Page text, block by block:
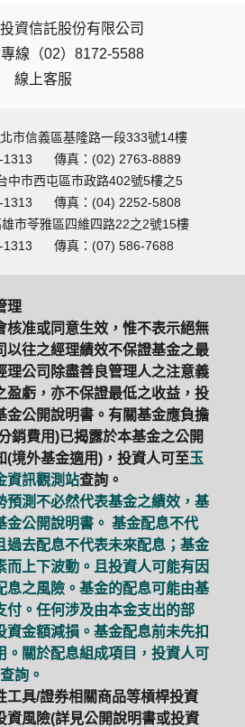
資信託股份有限公司
線（02）8172-5588
線上客服
市信義區基隆路一段333號14樓
1313
傳真：(02) 2763-8889
中市西屯區市政路402號5樓之5
1313
傳真：(04) 2252-5808
市苓雅區四維四路22之2號15樓
1313
傳真：(07) 586-7688
理
核准或同意生效，惟不表示絕無
以往之經理績效不保證基金之最
理公司除盡善良管理人之注意義
盈虧，亦不保證最低之收益，投
金公開說明書。有關基金應負擔
銷費用)已揭露於本基金之公開
(境外基金適用)，投資人可至玉
資訊觀測站查詢。
預測不必然代表基金之績效，基
金公開說明書。 基金配息不代
過去配息不代表未來配息；基金
而上下波動。且投資人可能有因
息之風險。基金的配息可能由基
付。任何涉及由本金支出的部
資金額減損。基金配息前未先扣
。關於配息組成項目，投資人可
查詢。
工具/證券相關商品等槓桿投資
資風險(詳見公開說明書或投資